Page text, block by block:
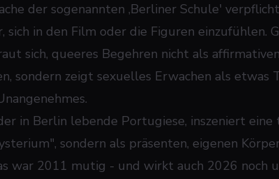
der sogenannten ‚Berliner Schule'
sich in den Film oder die Figuren einzufühlen.
sich, queeres Begehren nicht als affirmativen
sondern zeigt sexuelles Erwachen als etwas
in Berlin lebende Portugiese, inszeniert eine
sondern als präsenten, eigenen
war 2011 mutig - und wirkt auch 2026 noch